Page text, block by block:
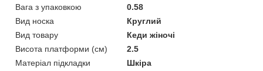
Вага з упаковкою
0.58
Вид носка
Круглий
Вид товару
Кеди жіночі
Висота платформи (см)
2.5
Матеріал підкладки
Шкіра